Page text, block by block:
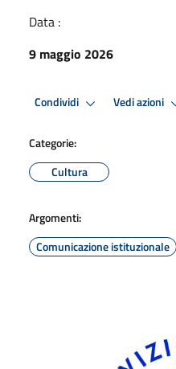
Data :
9 maggio 2026
Condividi Vedi azioni
Categorie:
Cultura
Argomenti:
Comunicazione istituzionale